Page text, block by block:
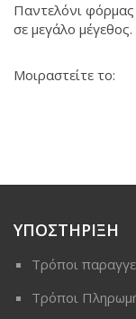
Παντελόνι
σε μεγάλο
Μοιραστείτε το:
ΥΠΟΣΤΗΡΙΞΗ
Τρόποι
Τρόποι